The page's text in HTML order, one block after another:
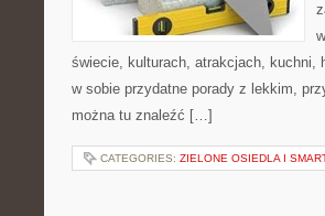
świecie, kulturach, atrakcjach, kuchni,
w sobie przydatne porady z lekkim,
można tu znaleźć […]
CATEGORIES: ZIELONE OSIEDLA I